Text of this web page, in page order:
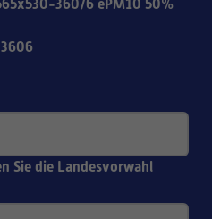
565x530-360/6 ePM10 50%
Sie die Landesvorwahl